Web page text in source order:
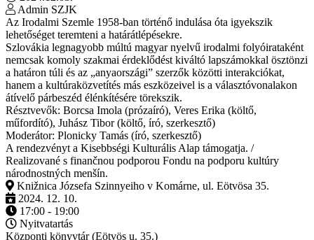
Admin SZJK
Az Irodalmi Szemle 1958-ban történő indulása óta igyekszik
lehetőséget teremteni a határátlépésekre.
Szlovákia legnagyobb múltú magyar nyelvű irodalmi folyóirataként
nemcsak komoly szakmai érdeklődést kiváltó lapszámokkal ösztönzi
a határon túli és az „anyaországi” szerzők közötti interakciókat,
hanem a kultúraközvetítés más eszközeivel is a választóvonalakon
átívelő párbeszéd élénkítésére törekszik.
Résztvevők: Borcsa Imola (prózaíró), Veres Erika (költő,
műfordító), Juhász Tibor (költő, író, szerkesztő)
Moderátor: Plonicky Tamás (író, szerkesztő)
A rendezvényt a Kisebbségi Kulturális Alap támogatja. /
Realizované s finančnou podporou Fondu na podporu kultúry
národnostných menšín.
Knižnica Józsefa Szinnyeiho v Komárne, ul. Eötvösa 35.
2024. 12. 10.
17:00 - 19:00
Nyitvatartás
Központi könyvtár (Eötvös u. 35.)